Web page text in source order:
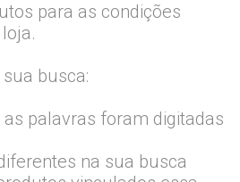
para as condições
busca:
palavras foram digitadas
na sua busca